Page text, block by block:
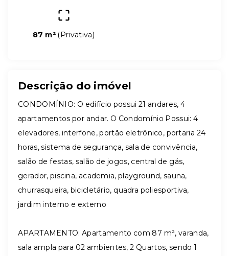
87 m² (Privativa)
Descrição do imóvel
CONDOMÍNIO: O edifício possui 21 andares, 4
apartamentos por andar. O Condomínio Possui: 4
elevadores, interfone, portão eletrônico, portaria 24
horas, sistema de segurança, sala de convivência,
salão de festas, salão de jogos, central de gás,
gerador, piscina, academia, playground, sauna,
churrasqueira, bicicletário, quadra poliesportiva,
jardim interno e externo
APARTAMENTO: Apartamento com 87 m², varanda,
sala ampla para 02 ambientes, 2 Quartos, sendo 1